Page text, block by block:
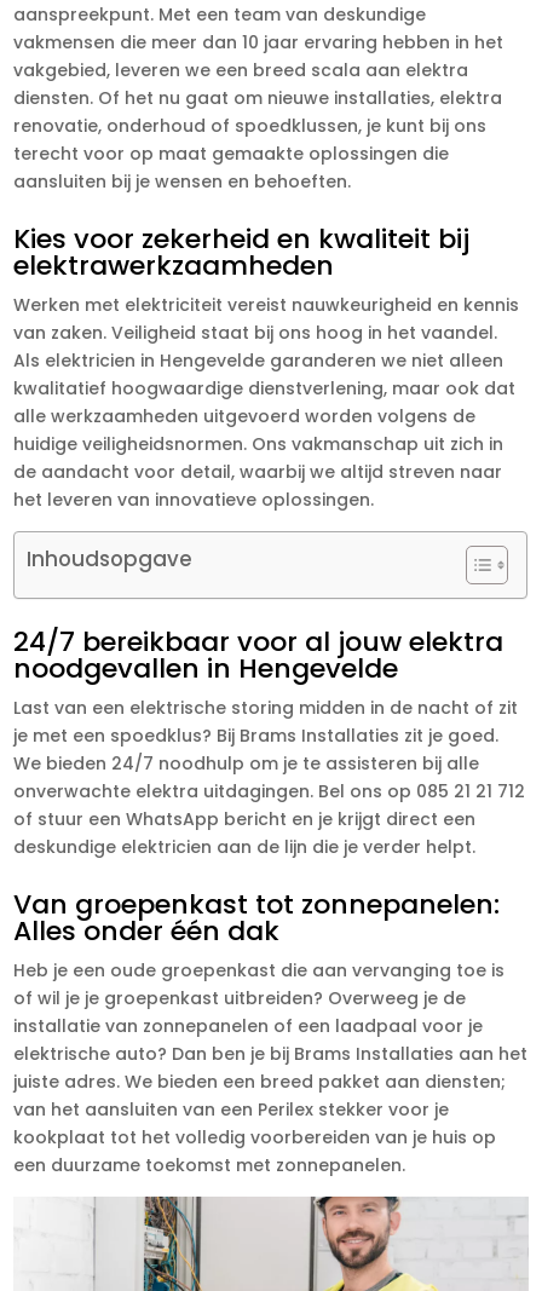
aanspreekpunt. Met een team van deskundige
vakmensen die meer dan 10 jaar ervaring hebben in het
vakgebied, leveren we een breed scala aan elektra
diensten. Of het nu gaat om nieuwe installaties, elektra
renovatie, onderhoud of spoedklussen, je kunt bij ons
terecht voor op maat gemaakte oplossingen die
aansluiten bij je wensen en behoeften.
Kies voor zekerheid en kwaliteit bij
elektrawerkzaamheden
Werken met elektriciteit vereist nauwkeurigheid en kennis
van zaken. Veiligheid staat bij ons hoog in het vaandel.
Als elektricien in Hengevelde garanderen we niet alleen
kwalitatief hoogwaardige dienstverlening, maar ook dat
alle werkzaamheden uitgevoerd worden volgens de
huidige veiligheidsnormen. Ons vakmanschap uit zich in
de aandacht voor detail, waarbij we altijd streven naar
het leveren van innovatieve oplossingen.
Inhoudsopgave
24/7 bereikbaar voor al jouw elektra
noodgevallen in Hengevelde
Last van een elektrische storing midden in de nacht of zit
je met een spoedklus? Bij Brams Installaties zit je goed.
We bieden 24/7 noodhulp om je te assisteren bij alle
onverwachte elektra uitdagingen. Bel ons op 085 21 21 712
of stuur een WhatsApp bericht en je krijgt direct een
deskundige elektricien aan de lijn die je verder helpt.
Van groepenkast tot zonnepanelen:
Alles onder één dak
Heb je een oude groepenkast die aan vervanging toe is
of wil je je groepenkast uitbreiden? Overweeg je de
installatie van zonnepanelen of een laadpaal voor je
elektrische auto? Dan ben je bij Brams Installaties aan het
juiste adres. We bieden een breed pakket aan diensten;
van het aansluiten van een Perilex stekker voor je
kookplaat tot het volledig voorbereiden van je huis op
een duurzame toekomst met zonnepanelen.